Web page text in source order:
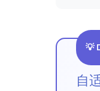
💡
自